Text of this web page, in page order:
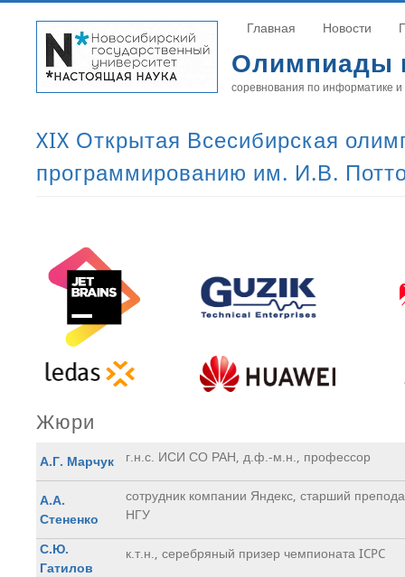
Олимпиады
соревнования по информатике
XIX Открытая Всесибирская
программированию им. И.В.
Главная Новости
Жюри
А.Г. Марчук г.н.с. ИСИ СО РАН, д.ф.-м.н., профессор
А.А.
Стененко
сотрудник компании Яндекс, старший
НГУ
С.Ю.
Гатилов
к.т.н., серебряный призер чемпионата ICPC